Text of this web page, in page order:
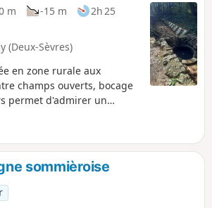
m -15 m
2h 25
(Deux-Sèvres)
en zone rurale aux
champs ouverts, bocage
permet d'admirer un
vertus prétendues
de Caunay.
sommièroise